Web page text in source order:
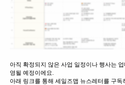
아직 확정되지 않은 사업 일정이나 행사는
영될 예정이에요.
아래 링크를 통해 세일즈맵 뉴스레터를 구독